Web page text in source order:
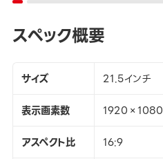
スペック概要
サイズ
21.5インチ
表示画素数
1920×1080
アスペクト比
16:9